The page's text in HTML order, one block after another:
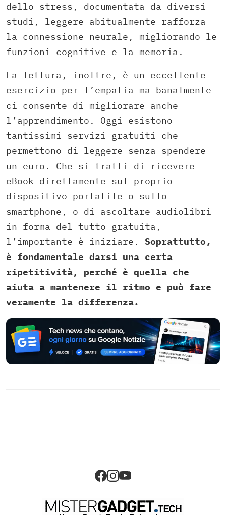
dello stress, documentata da diversi
studi, leggere abitualmente rafforza
la connessione neurale, migliorando le
funzioni cognitive e la memoria.
La lettura, inoltre, è un eccellente
esercizio per l’empatia ma banalmente
ci consente di migliorare anche
l’apprendimento. Oggi esistono
tantissimi servizi gratuiti che
permettono di leggere senza spendere
un euro. Che si tratti di ricevere
eBook direttamente sul proprio
dispositivo portatile o sullo
smartphone, o di ascoltare audiolibri
in forma del tutto gratuita,
l’importante è iniziare.
Soprattutto,
è fondamentale darsi una certa
ripetitività, perché è quella che
aiuta a mantenere il ritmo e può fare
veramente la differenza.